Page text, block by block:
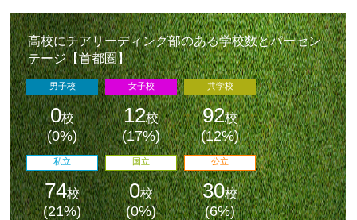
高校にチアリーディング部のある学校数とパーセン
テージ【首都圏】
男子校
0校
(0%)
女子校
12校
(17%)
共学校
92校
(12%)
私立
74校
(21%)
国立
0校
(0%)
公立
30校
(6%)